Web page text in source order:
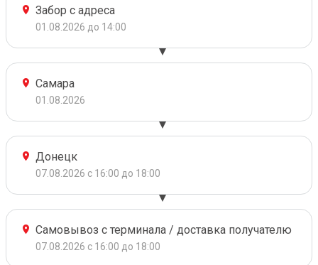
Забор с адреса
01.08.2026 до 14:00
Самара
01.08.2026
Донецк
07.08.2026 с 16:00 до 18:00
Самовывоз с терминала / доставка получателю
07.08.2026 с 16:00 до 18:00